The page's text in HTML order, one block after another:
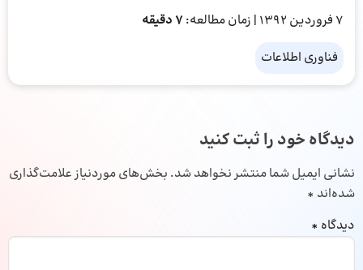
7 فروردین 1392 | زمان مطالعه: 7 دقیقه
فناوری اطلاعات
دیدگاه خود را ثبت کنید
نشانی ایمیل شما منتشر نخواهد شد. بخش‌های موردنیاز علامت‌گذاری
شده‌اند *
دیدگاه *